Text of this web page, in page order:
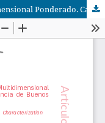
Índice de Pobreza Energética Multidimensional Ponderado. Caracterización de la provincia de Buenos Aires, por partidos